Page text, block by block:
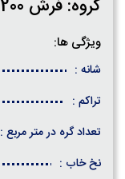
گروه: فرش 1200 شانه
ویژگی ها:
شانه :
تراکم :
تعداد گره در متر مربع :
نخ خاب :